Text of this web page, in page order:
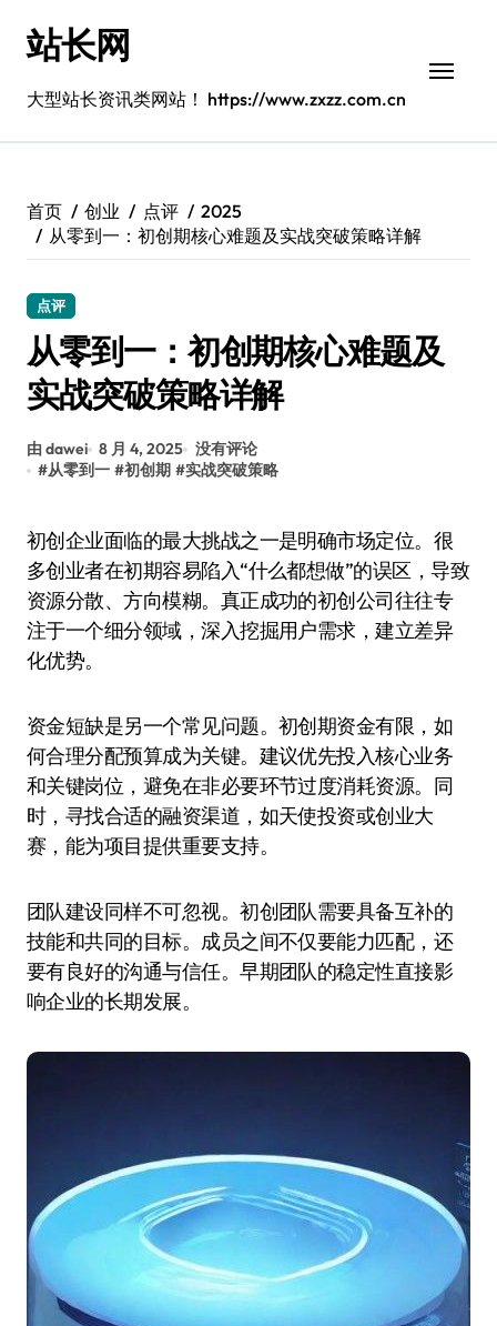
站长网
大型站长资讯类网站！ https://www.zxzz.com.cn
首页 创业 点评
2025
从零到一：初创期核心难题及实战突破策略详解
点评
从零到一：初创期核心难题及
实战突破策略详解
由 dawei 8 月 4, 2025 没有评论
#从零到一 #初创期 #实战突破策略
初创企业面临的最大挑战之一是明确市场定位。很
多创业者在初期容易陷入“什么都想做”的误区，导致
资源分散、方向模糊。真正成功的初创公司往往专
注于一个细分领域，深入挖掘用户需求，建立差异
化优势。
资金短缺是另一个常见问题。初创期资金有限，如
何合理分配预算成为关键。建议优先投入核心业务
和关键岗位，避免在非必要环节过度消耗资源。同
时，寻找合适的融资渠道，如天使投资或创业大
赛，能为项目提供重要支持。
团队建设同样不可忽视。初创团队需要具备互补的
技能和共同的目标。成员之间不仅要能力匹配，还
要有良好的沟通与信任。早期团队的稳定性直接影
响企业的长期发展。